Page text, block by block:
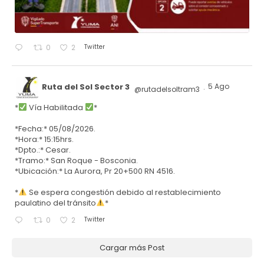
0 2 Twitter
Ruta del Sol Sector 3 @rutadelsoltram3 · 5 Ago
* Vía Habilitada
*
*Fecha:* 05/08/2026.
*Hora:* 15:15hrs.
*Dpto.:* Cesar.
*Tramo:* San Roque - Bosconia.
*Ubicación:* La Aurora, Pr 20+500 RN 4516.
*
Se espera congestión debido al restablecimiento
paulatino del tránsito
*
0 2 Twitter
Cargar más Post